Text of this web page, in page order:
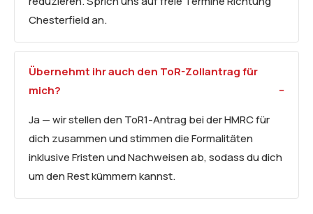
Chesterfield an.
Übernehmt ihr auch den ToR-Zollantrag für
mich?
Ja — wir stellen den ToR1-Antrag bei der HMRC für
dich zusammen und stimmen die Formalitäten
inklusive Fristen und Nachweisen ab, sodass du dich
um den Rest kümmern kannst.